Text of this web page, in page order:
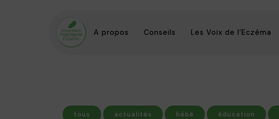
A propos Conseils Les Voix de l’Eczéma
tous actualités bébé éducation